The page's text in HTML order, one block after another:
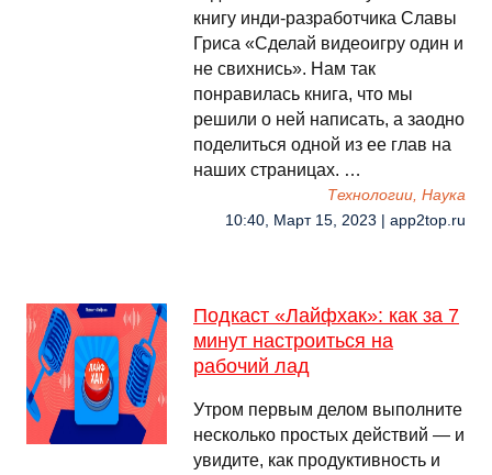
книгу инди-разработчика Славы
Гриса «Сделай видеоигру один и
не свихнись». Нам так
понравилась книга, что мы
решили о ней написать, а заодно
поделиться одной из ее глав на
наших страницах. …
Технологии, Наука
10:40, Март 15, 2023 | app2top.ru
Подкаст «Лайфхак»: как за 7
минут настроиться на
рабочий лад
Утром первым делом выполните
несколько простых действий — и
увидите, как продуктивность и